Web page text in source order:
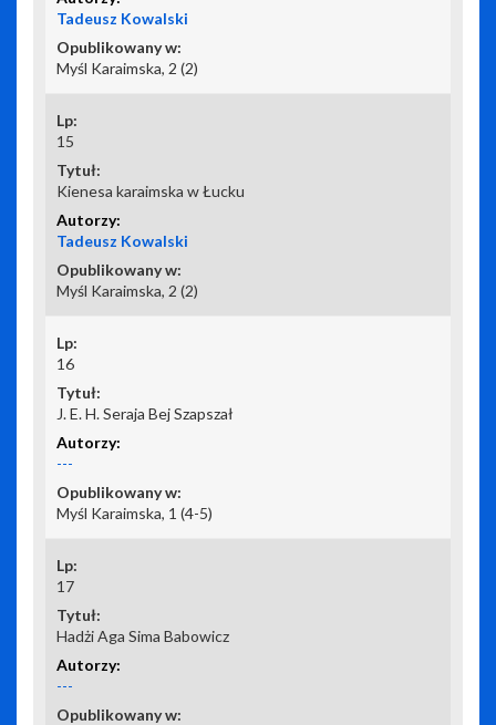
Tadeusz Kowalski
Myśl Karaimska, 2 (2)
15
Kienesa karaimska w Łucku
Tadeusz Kowalski
Myśl Karaimska, 2 (2)
16
J. E. H. Seraja Bej Szapszał
---
Myśl Karaimska, 1 (4-5)
17
Hadżi Aga Sima Babowicz
---